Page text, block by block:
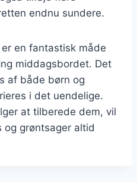
endnu sundere.
en fantastisk måde
middagsbordet. Det
af både børn og
i det uendelige.
at tilberede dem, vil
og grøntsager altid